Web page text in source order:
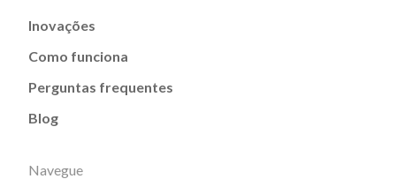
Inovações
Como funciona
Perguntas frequentes
Blog
Navegue